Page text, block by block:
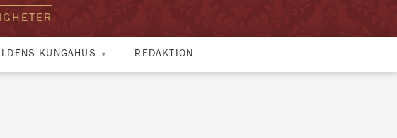
KUNGAHUS REDAKTION